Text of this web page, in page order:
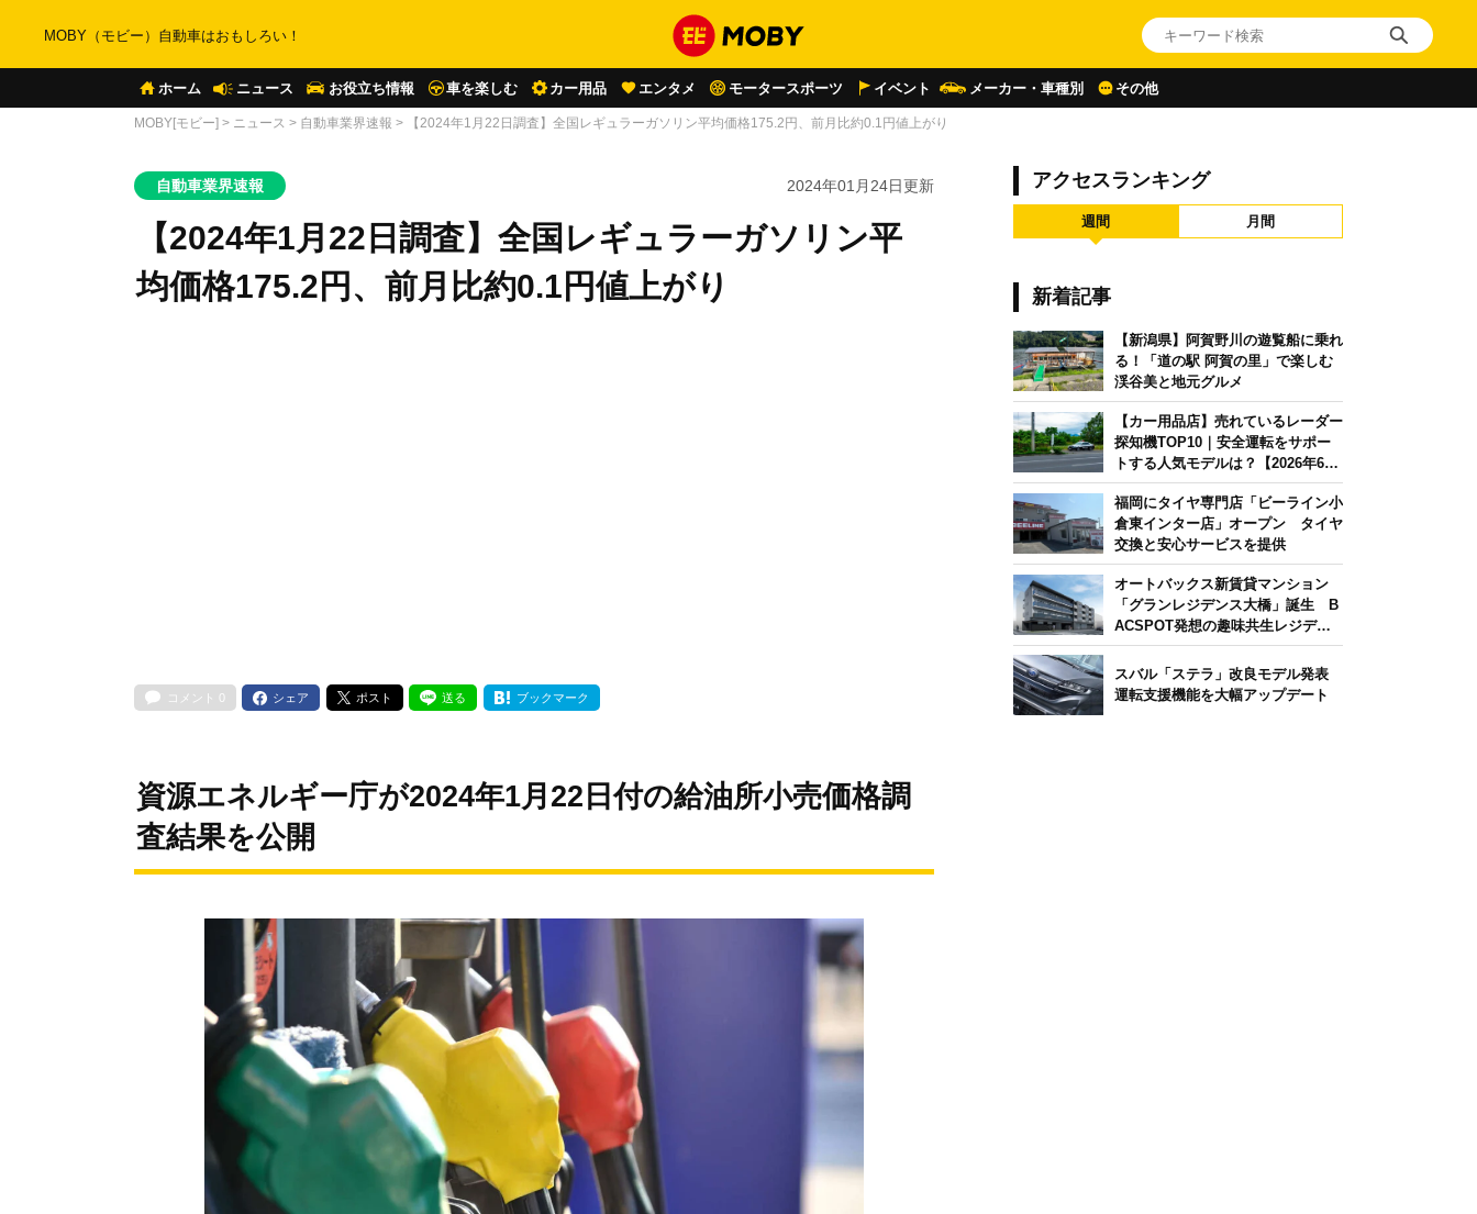
MOBY（モビー）自動車はおもしろい！
ホーム ニュース お役立ち情報 車を楽しむ カー用品 エンタメ モータースポーツ イベント メーカー・車種別 その他
MOBY[モビー] > ニュース > 自動車業界速報 > 【2024年1月22日調査】全国レギュラーガソリン平均価格175.2円、前月比約0.1円値上がり
自動車業界速報 2024年01月24日更新
【2024年1月22日調査】全国レギュラーガソリン平
均価格175.2円、前月比約0.1円値上がり
コメント 0 シェア ポスト 送る ブックマーク
資源エネルギー庁が2024年1月22日付の給油所小売価格調
査結果を公開
アクセスランキング
週間 月間
新着記事
【新潟県】阿賀野川の遊覧船に乗れ
る！「道の駅 阿賀の里」で楽しむ
渓谷美と地元グルメ
【カー用品店】売れているレーダー
探知機TOP10｜安全運転をサポー
トする人気モデルは？【2026年6月
版】
福岡にタイヤ専門店「ビーライン小
倉東インター店」オープン タイヤ
交換と安心サービスを提供
オートバックス新賃貸マンション
「グランレジデンス大橋」誕生 B
ACSPOT発想の趣味共生レジデン
ス
スバル「ステラ」改良モデル発表
運転支援機能を大幅アップデート